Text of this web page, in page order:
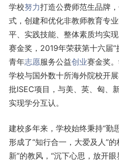
学校努力打造公费师范生品牌
式，创建和优化非教师教育专
平、实践技能、整体素质均实
赛金奖，2019年荣获第十六届
青年志愿服务公益创业赛金奖
学校与国外数十所海外院校开
批ISEC项目，与美、英、匈、
实现学分互认。
建校多年来，学校始终秉持“勤
形成了“知行合一，大爱及人”
新”的教风，“沉下心思，放开